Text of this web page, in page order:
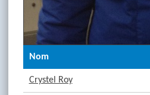
Nom
Crystel Roy